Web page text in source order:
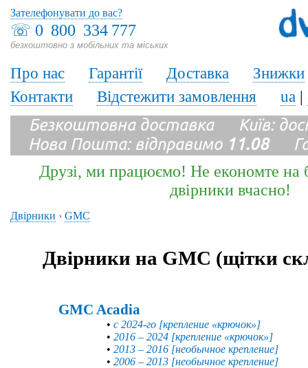
☏ 0 800 334 777
безкоштовно з мобільних та міських
Зателефонувати до вас?
Про нас Гарантії Доставка
Знижки
Контакти
Відстежити замовлення ua |
Безкоштовна доставка Київ:
Нова Пошта: відправимо 11.08
Друзі, ми працюємо! Не економте на
двірники вчасно!
Двірники › GMC
Двірники на GMC (щітки
GMC Acadia
• с 2024-го [крепление «крючок»]
• 2016 – 2024 [крепление «крючок»]
• 2013 – 2016 [необычное крепление]
• 2006 – 2013 [необычное крепление]